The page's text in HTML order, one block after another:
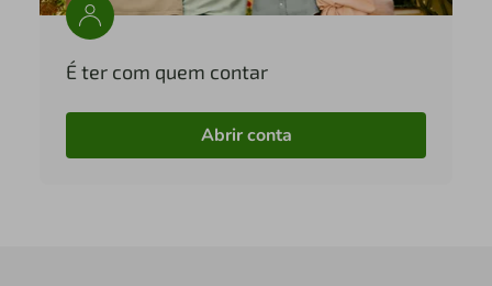
É ter com quem contar
Abrir conta